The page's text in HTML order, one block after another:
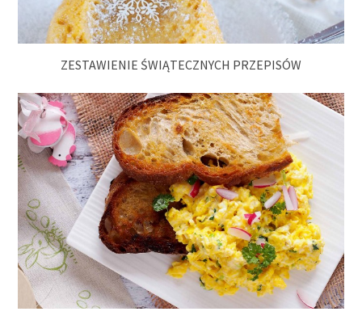
ZESTAWIENIE ŚWIĄTECZNYCH PRZEPISÓW